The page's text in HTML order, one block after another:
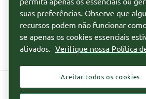
Relatório de Transparência
Igualdade Salarial
suas preferências. Observe que
recursos podem não funcionar
se apenas os cookies essenciais
ativados. Verifique nossa Política
Aceitar todos os cookies